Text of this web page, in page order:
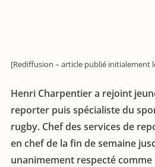
[Rediffusion – article publié initialement
Henri Charpentier a rejoint
reporter puis spécialiste du
rugby. Chef des services de
en chef de la fin de semaine
unanimement respecté